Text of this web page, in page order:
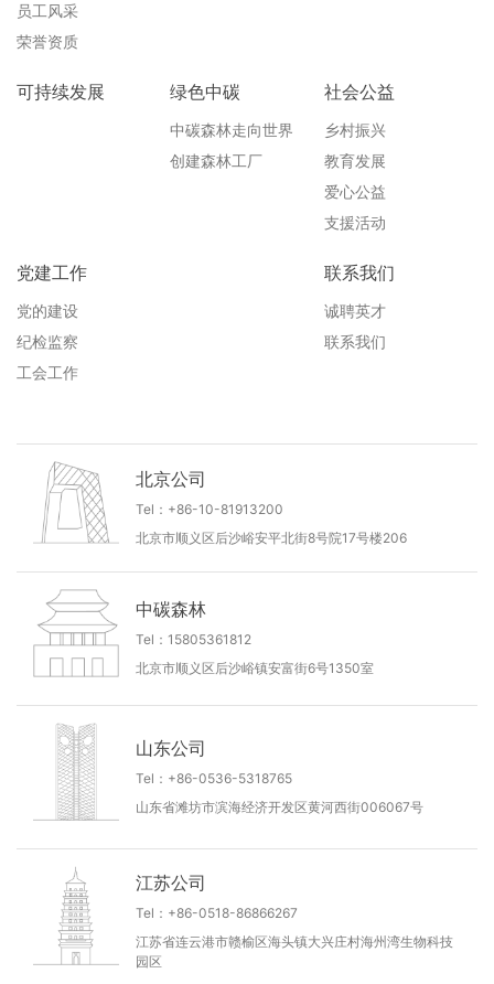
员工风采
荣誉资质
可持续发展 绿色中碳
中碳森林走向世界
创建森林工厂
社会公益
乡村振兴
教育发展
爱心公益
支援活动
党建工作
党的建设
纪检监察
工会工作
联系我们
诚聘英才
联系我们
北京公司
Tel：+86-10-81913200
北京市顺义区后沙峪安平北街8号院17号楼206
中碳森林
Tel：15805361812
北京市顺义区后沙峪镇安富街6号1350室
山东公司
Tel：+86-0536-5318765
山东省滩坊市滨海经济开发区黄河西街006067号
江苏公司
Tel：+86-0518-86866267
江苏省连云港市赣榆区海头镇大兴庄村海州湾生物科技
园区